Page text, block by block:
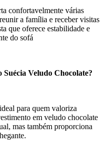
confortavelmente várias
a família e receber visitas
que oferece estabilidade e
do sofá
Suécia Veludo Chocolate?
para quem valoriza
em veludo chocolate
mas também proporciona